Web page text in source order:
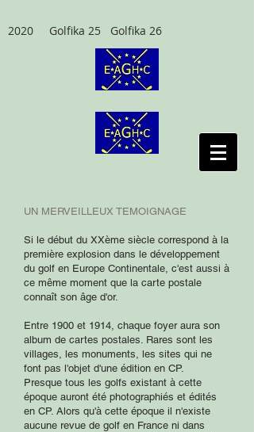
2020 Golfika 25 Golfika 26
UN MERVEILLEUX TEMOIGNAGE
Si le début du XXème siècle correspond à la
première explosion dans le développement
du golf en Europe Continentale, c'est aussi à
ce même moment que la carte postale
connaît son âge d'or.
Entre 1900 et 1914, chaque foyer aura son
album de cartes postales. Rares sont les
villages, les monuments, les sites qui ne
font pas l'objet d'une édition en CP.
Presque tous les golfs existant à cette
époque auront été photographiés et édités
en CP. Alors qu'à cette époque il n'existe
aucune revue de golf en France ni dans